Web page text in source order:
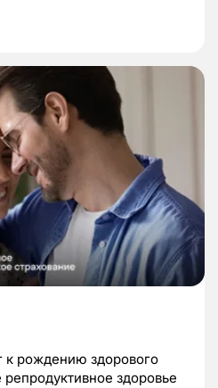
к рождению здорового
здоровье